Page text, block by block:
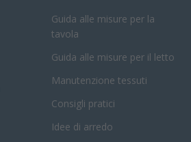
Guida alle misure per la
tavola
Guida alle misure per il letto
Manutenzione tessuti
Consigli pratici
Idee di arredo